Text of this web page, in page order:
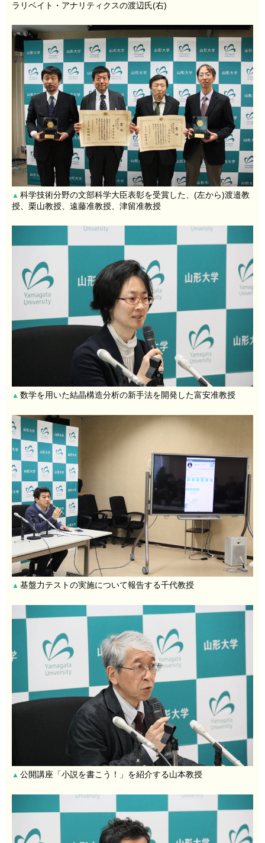
ラリベイト・アナリティクスの渡辺氏(右)
▲ 科学技術分野の文部科学大臣表彰を受賞した、(左から)渡邉教
授、栗山教授、遠藤准教授、津留准教授
▲ 数学を用いた結晶構造分析の新手法を開発した富安准教授
▲ 基盤力テストの実施について報告する千代教授
▲ 公開講座「小説を書こう！」を紹介する山本教授